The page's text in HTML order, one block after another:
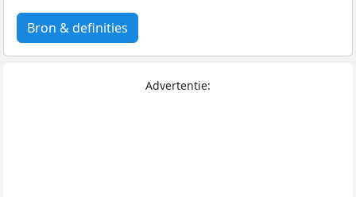
Bron & definities
Advertentie: